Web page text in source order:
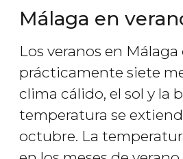
Málaga en
Los veranos en Málaga
prácticamente siete
clima cálido, el sol y la
temperatura se
octubre. La